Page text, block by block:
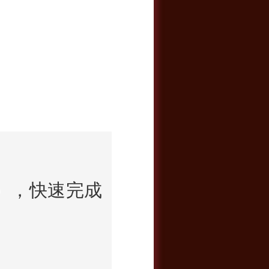
，快速完成